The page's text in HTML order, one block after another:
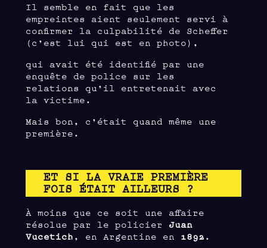
Il semble en fait que les
empreintes aient seulement servi à
confirmer la culpabilité de Scheffer
(c’est lui qui est en photo),
qui avait été identifié par une
enquête de police sur les
relations qu’il entretenait avec
la victime.
Mais bon, c’était quand même une
première.
ET SI LA VRAIE PREMIÈRE
FOIS ÉTAIT AILLEURS ?
À moins que ce soit une affaire
résolue par le policier Juan
Vucetich , en Argentine en 1892 .